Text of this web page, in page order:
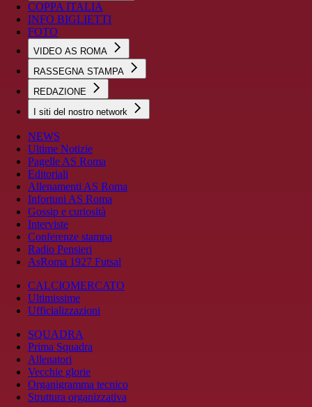
COPPA ITALIA
INFO BIGLIETTI
FOTO
VIDEO AS ROMA
RASSEGNA STAMPA
REDAZIONE
I siti del nostro network
NEWS
Ultime Notizie
Pagelle AS Roma
Editoriali
Allenamenti AS Roma
Infortuni AS Roma
Gossip e curiosità
Interviste
Conferenze stampa
Radio Pensieri
AsRoma 1927 Futsal
CALCIOMERCATO
Ultimissime
Ufficializzazioni
SQUADRA
Prima Squadra
Allenatori
Vecchie glorie
Organigramma tecnico
Struttura organizzativa